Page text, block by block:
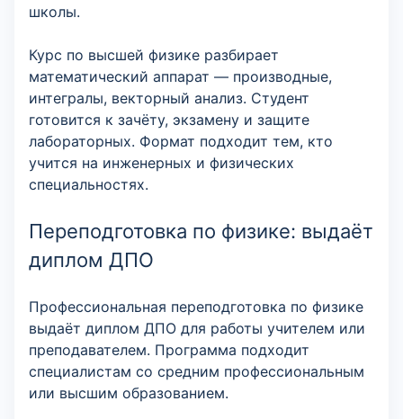
школы.
Курс по высшей физике разбирает
математический аппарат — производные,
интегралы, векторный анализ. Студент
готовится к зачёту, экзамену и защите
лабораторных. Формат подходит тем, кто
учится на инженерных и физических
специальностях.
Переподготовка по физике: выдаёт
диплом ДПО
Профессиональная переподготовка по физике
выдаёт диплом ДПО для работы учителем или
преподавателем. Программа подходит
специалистам со средним профессиональным
или высшим образованием.